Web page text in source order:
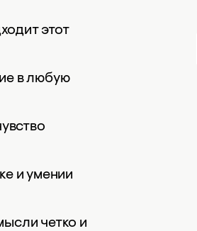
этот
в любую
и умении
четко и